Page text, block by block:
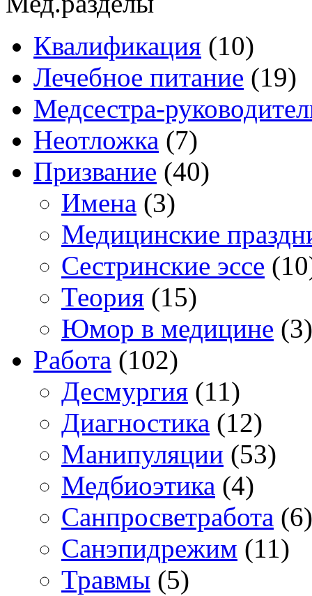
Квалификация (10)
Лечебное питание (19)
Медсестра-
Неотложка (7)
Призвание (40)
Имена (3)
Медицинские
Сестринские эссе
Теория (15)
Юмор в медицине (3)
Работа (102)
Десмургия (11)
Диагностика (12)
Манипуляции (53)
Медбиоэтика (4)
Санпросветработа (6)
Санэпидрежим (11)
Травмы (5)